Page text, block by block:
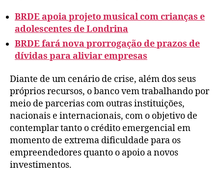
BRDE apoia projeto musical com crianças e
adolescentes de Londrina
BRDE fará nova prorrogação de prazos de
dívidas para aliviar empresas
Diante de um cenário de crise, além dos seus
próprios recursos, o banco vem trabalhando por
meio de parcerias com outras instituições,
nacionais e internacionais, com o objetivo de
contemplar tanto o crédito emergencial em
momento de extrema dificuldade para os
empreendedores quanto o apoio a novos
investimentos.